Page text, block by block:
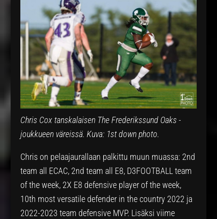
Chris Cox tanskalaisen The Frederikssund Oaks -
joukkueen väreissä. Kuva: 1st down photo.
Chris on pelaajaurallaan palkittu muun muassa: 2nd
team all ECAC, 2nd team all E8, D3FOOTBALL team
of the week, 2X E8 defensive player of the week,
10th most versatile defender in the country 2022 ja
2022-2023 team defensive MVP. Lisäksi viime